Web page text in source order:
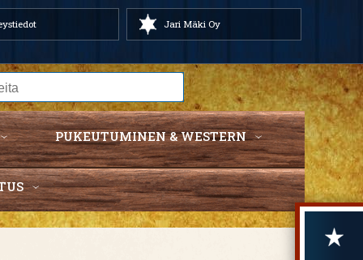
Jari Mäki Oy
PUKEUTUMINEN & WESTERN